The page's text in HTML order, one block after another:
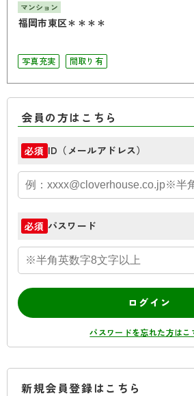
マンション
福岡市東区＊＊＊＊
写真充実
間取り有
会員の方はこちら
必須 ID（メールアドレス）
必須 パスワード
ログイン
パスワードを忘れた方は
新規会員登録はこちら